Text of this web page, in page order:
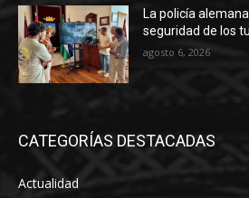
La policía
seguridad de los
agosto 6, 2026
CATEGORÍAS DESTACADAS
Actualidad